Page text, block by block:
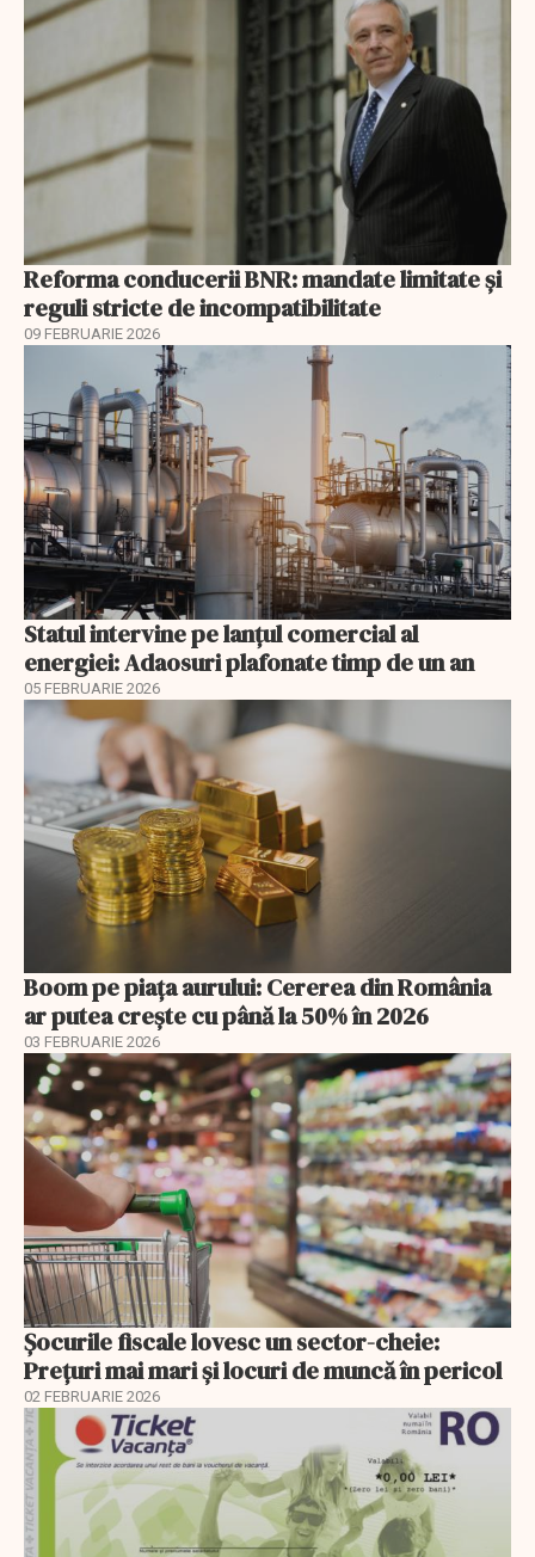
Reforma conducerii BNR: mandate limitate și
reguli stricte de incompatibilitate
09 FEBRUARIE 2026
Statul intervine pe lanțul comercial al
energiei: Adaosuri plafonate timp de un an
05 FEBRUARIE 2026
Boom pe piața aurului: Cererea din România
ar putea crește cu până la 50% în 2026
03 FEBRUARIE 2026
Șocurile fiscale lovesc un sector-cheie:
Prețuri mai mari și locuri de muncă în pericol
02 FEBRUARIE 2026